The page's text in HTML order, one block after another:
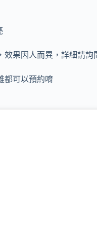
效果因人而異，詳細請詢
都可以預約唷